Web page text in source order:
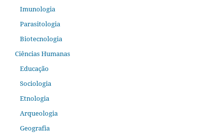
Imunologia
Parasitologia
Biotecnologia
Ciências Humanas
Educação
Sociologia
Etnologia
Arqueologia
Geografia